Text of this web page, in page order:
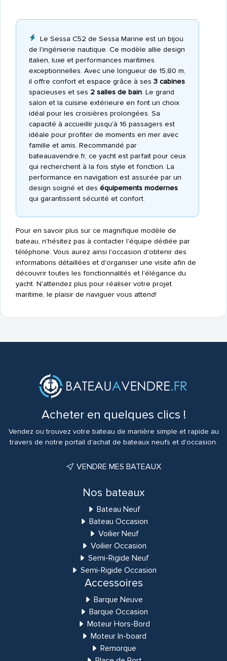
Le Sessa C52 de Sessa Marine est un bijou
de l'ingénierie nautique. Ce modèle allie design
italien, luxe et performances maritimes
exceptionnelles. Avec une longueur de 15,80 m,
il offre confort et espace grâce à ses 3 cabines
spacieuses et ses 2 salles de bain. Le grand
salon et la cuisine extérieure en font un choix
idéal pour les croisières prolongées. Sa
capacité à accueillir jusqu'à 16 passagers est
idéale pour profiter de moments en mer avec
famille et amis. Recommandé par
bateauavendre.fr, ce yacht est parfait pour ceux
qui recherchent à la fois style et fonction. La
performance en navigation est assurée par un
design soigné et des équipements modernes
qui garantissent sécurité et confort.
Pour en savoir plus sur ce magnifique modèle de
bateau, n'hésitez pas à contacter l'équipe dédiée par
téléphone. Vous aurez ainsi l'occasion d'obtenir des
informations détaillées et d'organiser une visite afin de
découvrir toutes les fonctionnalités et l'élégance du
yacht. N'attendez plus pour réaliser votre projet
maritime, le plaisir de naviguer vous attend!
Acheter en quelques clics !
Vendez ou trouvez votre bateau de manière simple et rapide au
travers de notre portail d'achat de bateaux neufs et d'occasion.
VENDRE MES BATEAUX
Nos bateaux
Bateau Neuf
Bateau Occasion
Voilier Neuf
Voilier Occasion
Semi-Rigide Neuf
Semi-Rigide Occasion
Accessoires
Barque Neuve
Barque Occasion
Moteur Hors-Bord
Moteur In-board
Remorque